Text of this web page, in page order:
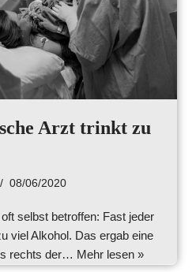
Arzt trinkt zu
08/06/2020
selbst betroffen: Fast jeder
viel Alkohol. Das ergab eine
rechts der… Mehr lesen »